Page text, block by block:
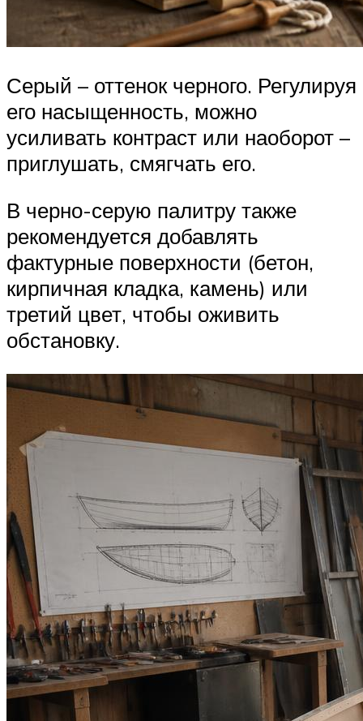
Серый – оттенок черного. Регулируя
его насыщенность, можно
усиливать контраст или наоборот –
приглушать, смягчать его.
В черно-серую палитру также
рекомендуется добавлять
фактурные поверхности (бетон,
кирпичная кладка, камень) или
третий цвет, чтобы оживить
обстановку.